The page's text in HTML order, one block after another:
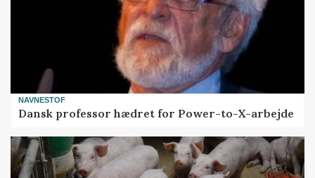
NAVNESTOF
Dansk professor hædret for Power-to-X-arbejde